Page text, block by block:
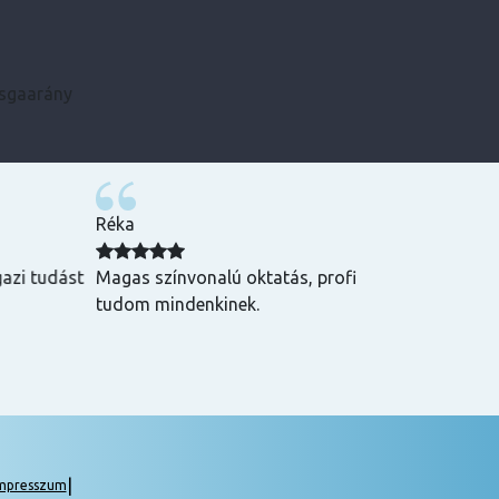
ajánlani
Kármen
Minden szükséges infót előre megkaptam,
csak ajánlani tudom! ☺️